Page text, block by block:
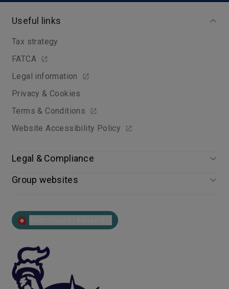
Useful links
Tax strategy
FATCA
Legal information
Privacy & Cookies
Terms & Conditions
Website Accessibility Policy
Legal & Compliance
Group websites